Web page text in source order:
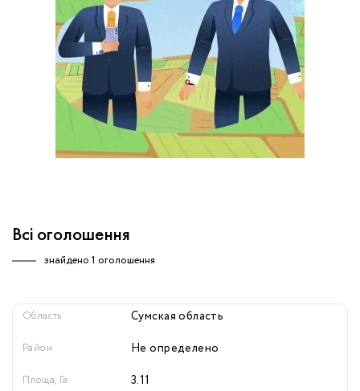
Всі оголошення
знайдено 1 оголошення
Область Сумская область
Район Не определено
Площа, Га 3.11
Немає облікового запису?
Зареєструватися
УВІЙТИ
обробку персональних даних.
ЗАМОВИТИ КОНСУЛЬТАЦІЮ